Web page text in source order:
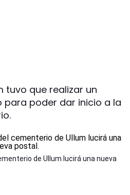
tuvo que realizar un
para poder dar inicio a la
de Ullum lucirá una nueva